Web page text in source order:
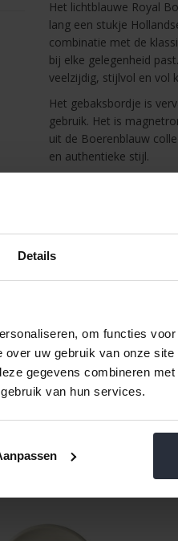
Details
om functies
uw gebruik van onze
gegevens combineren
van hun services.
Het lichtblauwe Royal
lang een stukje
combinatie met de
bij elke gelegenheid
veelzijdig, stijlvol en vol
Het gebaksbordje is
gebruik. Het is
uit de Boerenblauw
en authentieke stijl.
Magnetronbestendig
Niet vriezerbestendig
Geschikt voor